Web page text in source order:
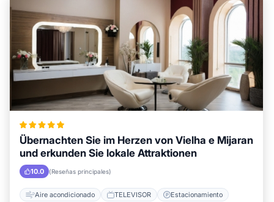
Übernachten Sie im Herzen von Vielha e Mijaran
und erkunden Sie lokale Attraktionen
10.0 (Reseñas principales)
Aire acondicionado TELEVISOR Estacionamiento